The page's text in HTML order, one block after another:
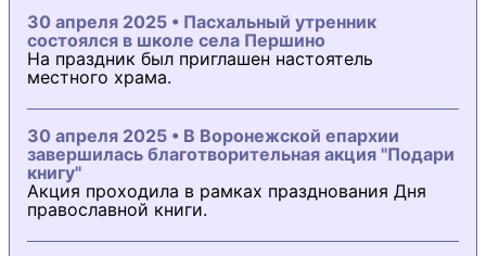
30 апреля 2025 • Пасхальный утренник
состоялся в школе села Першино
На праздник был приглашен настоятель
местного храма.
30 апреля 2025 • В Воронежской епархии
завершилась благотворительная акция "Подари
книгу"
Акция проходила в рамках празднования Дня
православной книги.